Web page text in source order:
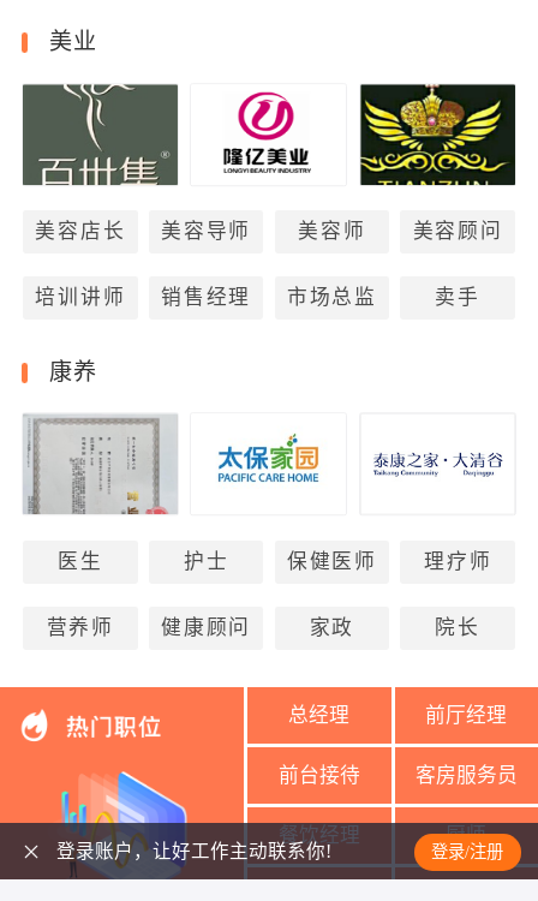
美业
美容店长 美容导师 美容师 美容顾问
培训讲师 销售经理 市场总监 卖手
康养
医生 护士 保健医师 理疗师
营养师 健康顾问 家政 院长
总经理 前厅经理
前台接待 客房服务员
餐饮经理 厨师
登录账户，让好工作主动联系你! 登录/注册